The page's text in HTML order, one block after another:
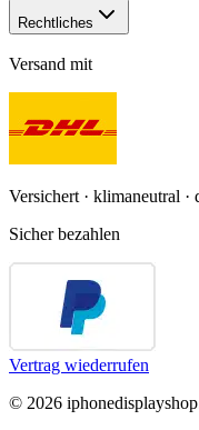
Rechtliches
Versand mit
Versichert · klimaneutral ·
Sicher bezahlen
Vertrag wiederrufen
© 2026